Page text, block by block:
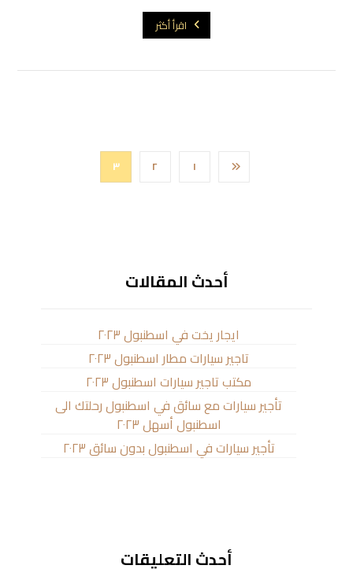
اقرأ أكثر
١ ٢ ٣
أحدث المقالات
ايجار يخت في اسطنبول ٢٠٢٣
تاجير سيارات مطار اسطنبول ٢٠٢٣
مكتب تاجير سيارات اسطنبول ٢٠٢٣
تأجير سيارات مع سائق في اسطنبول رحلتك الى
اسطنبول أسهل ٢٠٢٣
تأجير سيارات في اسطنبول بدون سائق ٢٠٢٣
أحدث التعليقات